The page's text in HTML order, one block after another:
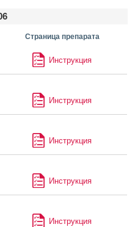
Страница препарата
Инструкция
Инструкция
Инструкция
Инструкция
Инструкция